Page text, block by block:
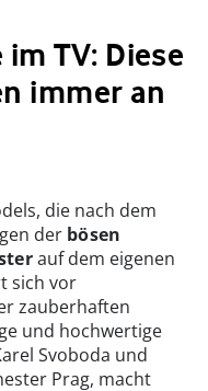
TV: Diese
immer an
die nach dem
der bösen
auf dem eigenen
sich vor
zauberhaften
und hochwertige
Svoboda und
Prag, macht